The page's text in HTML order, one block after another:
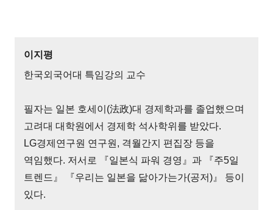
이지평
한국외국어대 특임강의 교수
필자는 일본 호세이(法政)대 경제학과를 졸업했으며
고려대 대학원에서 경제학 석사학위를 받았다.
LG경제연구원 연구원, 격월간지 편집장 등을
역임했다. 저서로 『일본식 파워 경영』과 『주5일
트렌드』 『우리는 일본을 닮아가는가(공저)』 등이
있다.